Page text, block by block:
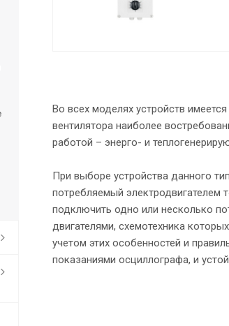
Во всех моделях устройств
вентилятора наиболее
работой – энерго- и
При выборе устройства данного
потребляемый электродвигателем
подключить одно или несколько
двигателями, схемотехника
учетом этих особенностей и
показаниями осциллографа, и